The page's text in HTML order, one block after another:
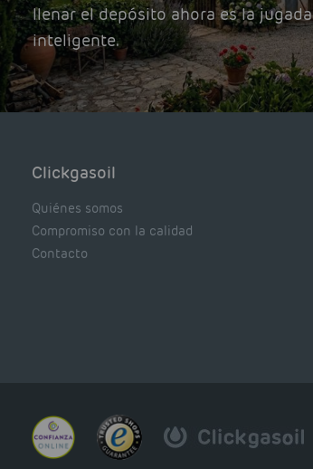
llenar el depósito ahora es la jugada
inteligente.
Clickgasoil
Quiénes somos
Compromiso con la calidad
Contacto